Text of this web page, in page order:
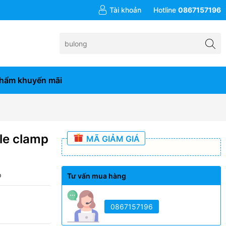
Tài khoản Hotline 0867157196
khuyến mãi
clamp MÃ GIẢM GIÁ
Tư vấn mua hàng
0867157196